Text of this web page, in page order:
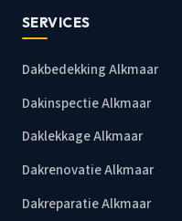
SERVICES
Dakbedekking Alkmaar
Dakinspectie Alkmaar
Daklekkage Alkmaar
Dakrenovatie Alkmaar
Dakreparatie Alkmaar